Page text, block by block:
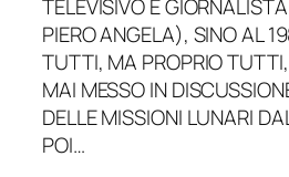
TELEVISIVO E
PIERO ANGELA), SINO AL
TUTTI, MA PROPRIO
MAI MESSO IN
DELLE MISSIONI LUNARI
POI…